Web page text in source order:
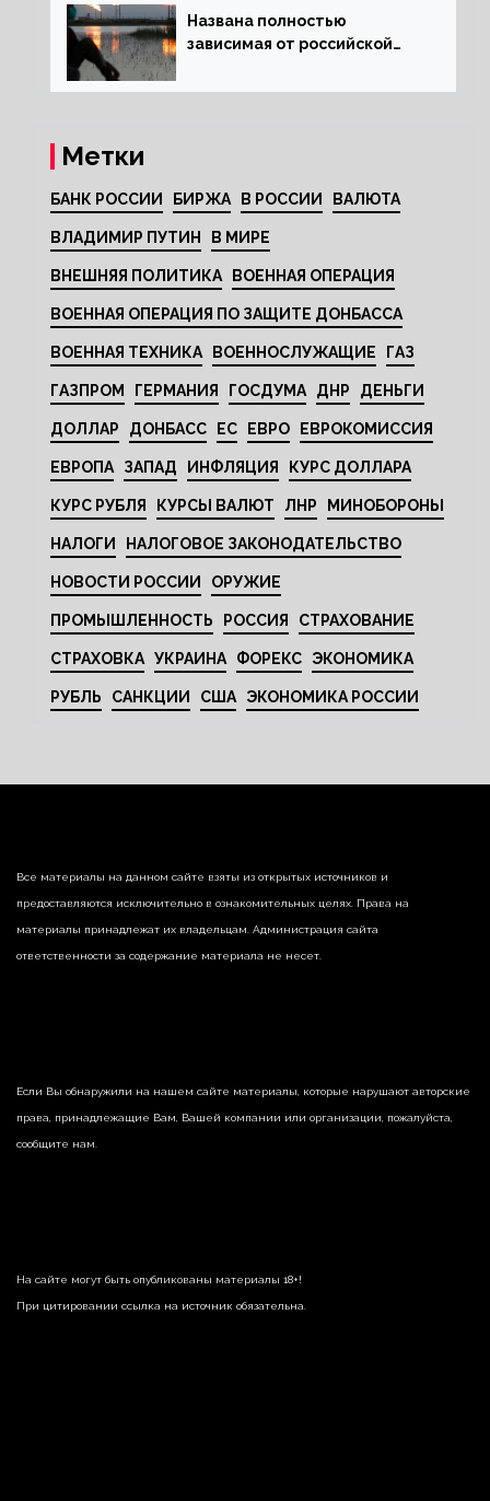
Названа полностью
зависимая от российской
Метки
БАНК РОССИИ БИРЖА В РОССИИ ВАЛЮТА
ВЛАДИМИР ПУТИН В МИРЕ
ВНЕШНЯЯ ПОЛИТИКА ВОЕННАЯ ОПЕРАЦИЯ
ВОЕННАЯ ОПЕРАЦИЯ ПО ЗАЩИТЕ ДОНБАССА
ВОЕННАЯ ТЕХНИКА ВОЕННОСЛУЖАЩИЕ ГАЗ
ГАЗПРОМ ГЕРМАНИЯ ГОСДУМА ДНР ДЕНЬГИ
ДОЛЛАР ДОНБАСС ЕС ЕВРО ЕВРОКОМИССИЯ
ЕВРОПА ЗАПАД ИНФЛЯЦИЯ КУРС ДОЛЛАРА
КУРС РУБЛЯ КУРСЫ ВАЛЮТ ЛНР МИНОБОРОНЫ
НАЛОГИ НАЛОГОВОЕ ЗАКОНОДАТЕЛЬСТВО
НОВОСТИ РОССИИ ОРУЖИЕ
ПРОМЫШЛЕННОСТЬ РОССИЯ СТРАХОВАНИЕ
СТРАХОВКА УКРАИНА ФОРЕКС ЭКОНОМИКА
РУБЛЬ САНКЦИИ США ЭКОНОМИКА РОССИИ
Все материалы на данном сайте взяты из открытых источников и
предоставляются исключительно в ознакомительных целях. Права на
материалы принадлежат их владельцам. Администрация сайта
ответственности за содержание материала не несет.
Если Вы обнаружили на нашем сайте материалы, которые нарушают авторские
права, принадлежащие Вам, Вашей компании или организации, пожалуйста,
сообщите нам.
На сайте могут быть опубликованы материалы 18+!
При цитировании ссылка на источник обязательна.